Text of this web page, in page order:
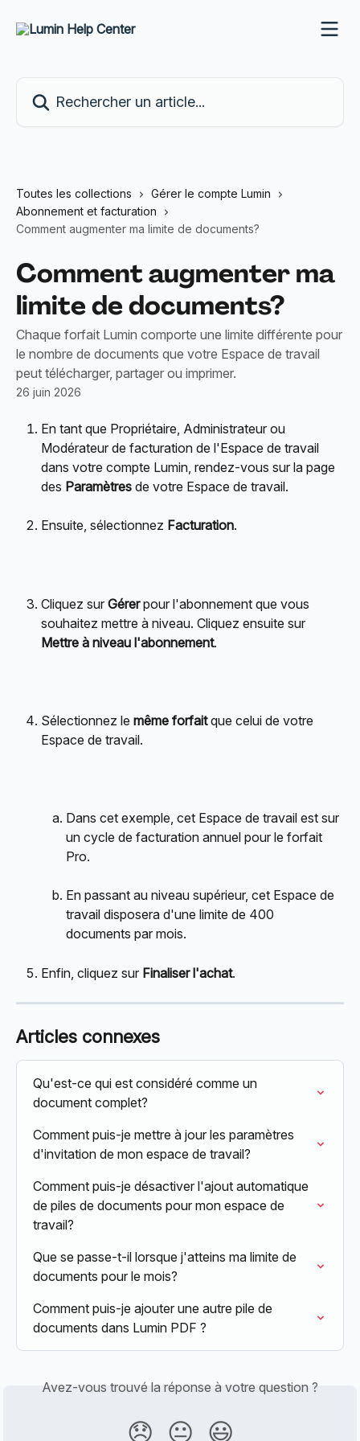
Toutes les collections
Gérer le compte Lumin
Abonnement et facturation
Comment augmenter ma limite de documents?
Comment augmenter ma
limite de documents?
Chaque forfait Lumin comporte une limite différente pour
le nombre de documents que votre Espace de travail
peut télécharger, partager ou imprimer.
26 juin 2026
En tant que Propriétaire, Administrateur ou
Modérateur de facturation de l'Espace de travail
dans votre compte Lumin, rendez-vous sur la page
des Paramètres de votre Espace de travail.
Ensuite, sélectionnez Facturation.
Cliquez sur Gérer pour l'abonnement que vous
souhaitez mettre à niveau. Cliquez ensuite sur
Mettre à niveau l'abonnement.
Sélectionnez le même forfait que celui de votre
Espace de travail.
Dans cet exemple, cet Espace de travail est sur
un cycle de facturation annuel pour le forfait
Pro.
En passant au niveau supérieur, cet Espace de
travail disposera d'une limite de 400
documents par mois.
Enfin, cliquez sur Finaliser l'achat.
Articles connexes
Qu'est-ce qui est considéré comme un
document complet?
Comment puis-je mettre à jour les paramètres
d'invitation de mon espace de travail?
Comment puis-je désactiver l'ajout automatique
de piles de documents pour mon espace de
travail?
Que se passe-t-il lorsque j'atteins ma limite de
documents pour le mois?
Comment puis-je ajouter une autre pile de
documents dans Lumin PDF ?
Avez-vous trouvé la réponse à votre question ?
😞 😐 😃